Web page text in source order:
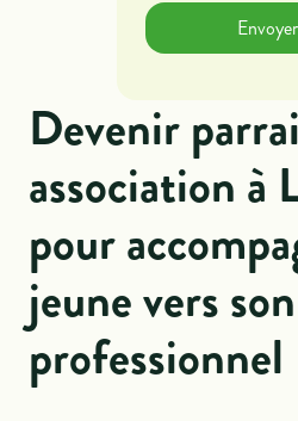
Devenir
association à
pour
jeune vers
professionnel